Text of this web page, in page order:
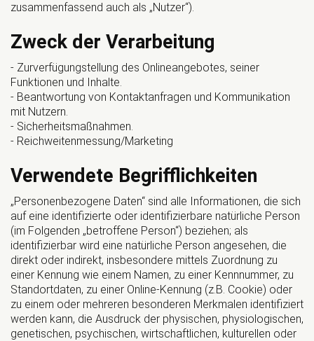
zusammenfassend auch als „Nutzer“).
Zweck der Verarbeitung
- Zurverfügungstellung des Onlineangebotes, seiner
Funktionen und Inhalte.
- Beantwortung von Kontaktanfragen und Kommunikation
mit Nutzern.
- Sicherheitsmaßnahmen.
- Reichweitenmessung/Marketing
Verwendete Begrifflichkeiten
„Personenbezogene Daten“ sind alle Informationen, die sich
auf eine identifizierte oder identifizierbare natürliche Person
(im Folgenden „betroffene Person“) beziehen; als
identifizierbar wird eine natürliche Person angesehen, die
direkt oder indirekt, insbesondere mittels Zuordnung zu
einer Kennung wie einem Namen, zu einer Kennnummer, zu
Standortdaten, zu einer Online-Kennung (z.B. Cookie) oder
zu einem oder mehreren besonderen Merkmalen identifiziert
werden kann, die Ausdruck der physischen, physiologischen,
genetischen, psychischen, wirtschaftlichen, kulturellen oder